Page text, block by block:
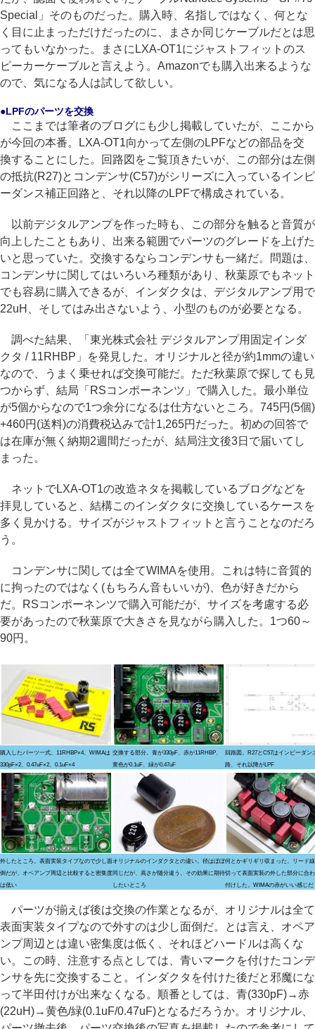
Special」そのものだった。購入時、名指しではなく、何とな
く目に止まっただけだったのに、まさか同じケーブルだとは思
ってもいなかった。まさにLXA-OT1にジャストフィットのス
ピーカーケーブルと言えよう。Amazonでも購入出来るような
ので、気になる人は試して欲しい。
●LPFのパーツを交換
ここまでは筆者のブログにも少し掲載していたが、ここから
が今回の本番。LXA-OT1向かって左側のLPFなどの部品を交
換することにした。回路図をご覧頂きたいが、この部分は左側
の抵抗(R27)とコンデンサ(C57)がシリーズに入っているインピ
ーダンス補正回路と、それ以降のLPFで構成されている。
以前デジタルアンプを作った時も、この部分を触ると音質が
向上したこともあり、出来る範囲でパーツのグレードを上げた
いと思っていた。交換するならコンデンサも一緒だ。問題は、
コンデンサに関してはいろいろ種類があり、秋葉原でもネット
でも容易に購入できるが、インダクタは、デジタルアンプ用で
22uH、そしてはみ出さないよう、小型のものが必要となる。
調べた結果、「東光株式会社 デジタルアンプ用固定インダ
クタ / 11RHBP」を発見した。オリジナルと径が約1mmの違い
なので、うまく乗せれば交換可能だ。ただ秋葉原で探しても見
つからず、結局「RSコンポーネンツ」で購入した。最小単位
が5個からなので1つ余分になるは仕方ないところ。745円(5個)
+460円(送料)の消費税込みで計1,265円だった。初めの回答で
は在庫が無く納期2週間だったが、結局注文後3日で届いてし
まった。
ネットでLXA-OT1の改造ネタを掲載しているブログなどを
拝見していると、結構このインダクタに交換しているケースを
多く見かける。サイズがジャストフィットと言うことなのだろ
う。
コンデンサに関しては全てWIMAを使用。これは特に音質的
に拘ったのではなく(もちろん音もいいが)、色が好きだから
だ。RSコンポーネンツで購入可能だが、サイズを考慮する必
要があったので秋葉原で大きさを見ながら購入した。1つ60～
90円。
購入したパーツ一式。11RHBP×4、WIMAは
330pF×2、0.47uF×2、0.1uF×4
交換する部分。青が330pF、赤が11RHBP、
黄色が0.1uF、緑が0.47uF
回路図。R27とC57はインピーダン
路、それ以降がLPF
外したところ。表面実装タイプなので少し面
倒だが、オペアンプ周辺と比較すると密集度
は低い
オリジナルのインダクタとの違い。径はぼぼ
同じだが、高さが随分違う。その効果に期待
したいところ
何とかギリギリ収まった。リード
切って表面実装の外した部分に合
付けした。WIMAの赤がいい感じだ
パーツが揃えば後は交換の作業となるが、オリジナルは全て
表面実装タイプなので外すのは少し面倒だ。とは言え、オペア
ンプ周辺とは違い密集度は低く、それほどハードルは高くな
い。この時、注意する点としては、青いマークを付けたコンデ
ンサを先に交換すること。インダクタを付けた後だと邪魔にな
って半田付けが出来なくなる。順番としては、青(330pF)→赤
(22uH)→黄色/緑(0.1uF/0.47uF)となるだろうか。オリジナル、